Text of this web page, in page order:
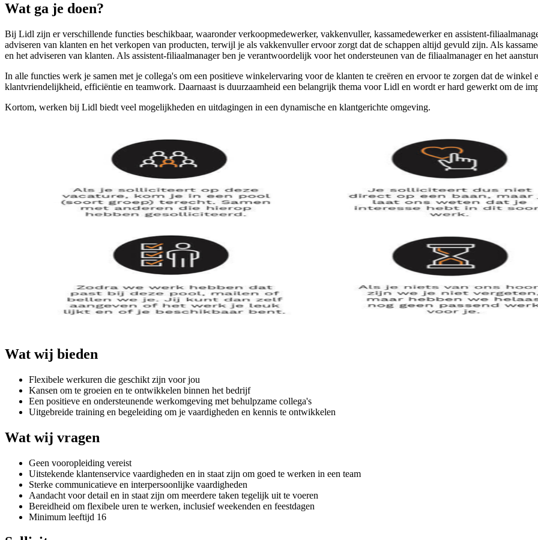
Wat ga je doen?
Bij Lidl zijn er verschillende functies beschikbaar, waaronder verkoopmedewerker, vakkenvuller, kassamedewerker en assistent-
adviseren van klanten en het verkopen van producten, terwijl je als vakkenvuller ervoor zorgt dat de schappen altijd gevuld zijn. Als
en het adviseren van klanten. Als assistent-filiaalmanager ben je verantwoordelijk voor het ondersteunen van de filiaalmanager en het
In alle functies werk je samen met je collega's om een positieve winkelervaring voor de klanten te creëren en ervoor te zorgen dat de
klantvriendelijkheid, efficiëntie en teamwork. Daarnaast is duurzaamheid een belangrijk thema voor Lidl en wordt er hard gewerkt om de
Kortom, werken bij Lidl biedt veel mogelijkheden en uitdagingen in een dynamische en klantgerichte omgeving.
Wat wij bieden
Flexibele werkuren die geschikt zijn voor jou
Kansen om te groeien en te ontwikkelen binnen het bedrijf
Een positieve en ondersteunende werkomgeving met behulpzame collega's
Uitgebreide training en begeleiding om je vaardigheden en kennis te ontwikkelen
Wat wij vragen
Geen vooropleiding vereist
Uitstekende klantenservice vaardigheden en in staat zijn om goed te werken in een team
Sterke communicatieve en interpersoonlijke vaardigheden
Aandacht voor detail en in staat zijn om meerdere taken tegelijk uit te voeren
Bereidheid om flexibele uren te werken, inclusief weekenden en feestdagen
Minimum leeftijd 16